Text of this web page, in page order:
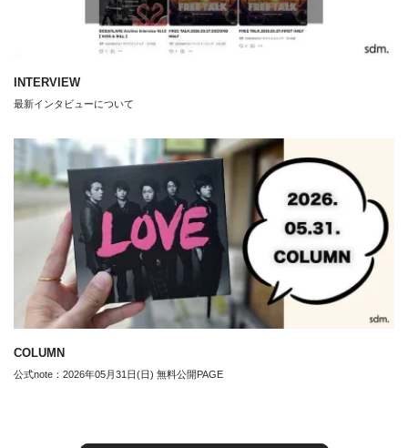
INTERVIEW
最新インタビューについて
COLUMN
公式note：2026年05月31日(日) 無料公開PAGE